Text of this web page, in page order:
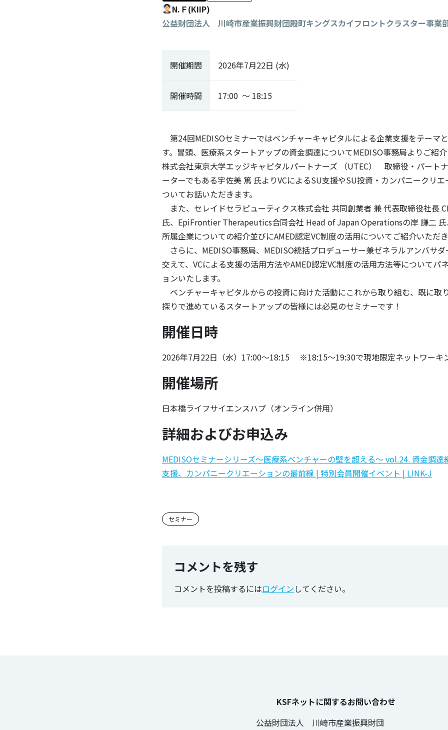
N.Ｆ(KIIP)
公益財団法人 川崎市産業振興財団殿町キングスカイフロントクラスター事業
開催期間 2026年7月22日 (水)
開催時間 17:00 ～ 18:15
第24回MEDISOセミナーではベンチャーキャピタルによる企業支援をテーマ
す。冒頭、医療系スタートアップの資金調達についてMEDISO事務局よりご紹
株式会社東京大学エッジキャピタルパートナーズ （UTEC） 取締役・パート
ーターでもある宇佐美 篤 氏よりVCによるSU支援やSU投資・カンパニークリ
ついてお話いただきます。
また、セレイドセラピューティクス株式会社 共同創業者 兼 代表取締役社長
氏、EpiFrontier Therapeutics合同会社 Head of Japan Operationsの岸 謙二
所属企業についての紹介並びにAMED認定VC制度の活用についてご紹介いただ
さらに、MEDISO事務局、MEDISO統括プロデューサー兼ゼネラルアンバサ
交えて、VCによる支援の活用方法やAMED認定VC制度の活用方法等についてパ
ョンいたします。
ベンチャーキャピタルからの投資に向けた活動にこれから取り組む、既に取
探りで進めているスタートアップの皆様には必見のセミナーです！
開催日時
2026年7月22日（水）17:00～18:15 ※18:15～19:30で現地限定ネットワーキ
開催場所
日本橋ライフサイエンスハブ（オンライン併用）
詳細およびお申込み
MEDISOセミナーシリーズ～医療系ベンチャーの壁を超える～ vol.24. 資金調達
支援、カンパニークリエーションの最前線 | 特別会員開催イベント | LINK-J
この記事のタグ
セミナー
コメントを残す
コメントを投稿するにはログインしてください。
KSFネットに関するお問い合わせ
公益財団法人 川崎市産業振興財団